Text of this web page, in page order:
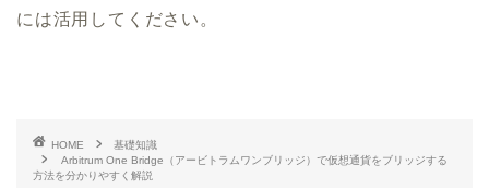
には活用してください。
HOME
基礎知識
Arbitrum One Bridge（アービトラムワンブリッジ）で仮想通貨をブリッジする
方法を分かりやすく解説